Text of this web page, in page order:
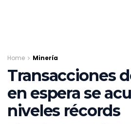
Home Minería
Transacciones
en espera se
niveles récords